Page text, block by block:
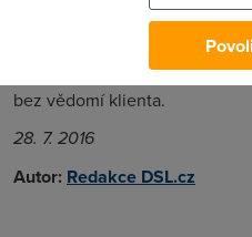
Zároveň také úřad uložil
smluvní podmínky tak, aby
bez vědomí klienta.
28. 7. 2016
Autor: Redakce DSL.cz